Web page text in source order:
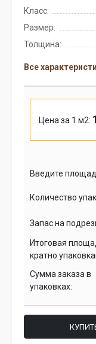
Класс:
Размер:
Толщина:
Все
Цена за 1 м2:
Введите
Количество
Запас на
Итоговая
кратно
Сумма заказа в
упаковках: